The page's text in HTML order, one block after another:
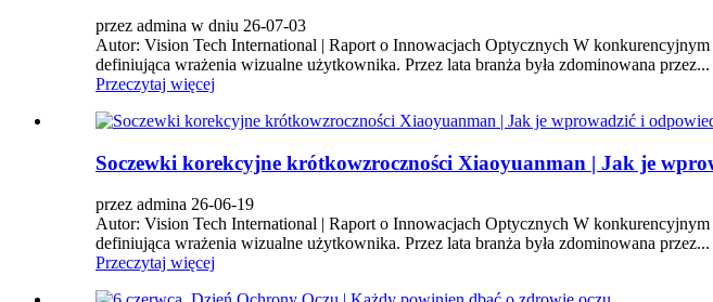
przez admina w dniu 26-07-03
Autor: Vision Tech International | Raport o Innowacjach Optycznych W
definiująca wrażenia wizualne użytkownika. Przez lata branża była zdominowana przez...
Przeczytaj więcej
Soczewki korekcyjne krótkowzroczności Xiaoyuanman | Jak je
przez admina 26-06-19
Autor: Vision Tech International | Raport o Innowacjach Optycznych W
definiująca wrażenia wizualne użytkownika. Przez lata branża była zdominowana przez...
Przeczytaj więcej